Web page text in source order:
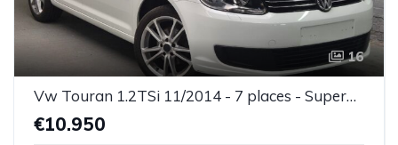
16
Vw Touran 1.2TSi 11/2014 - 7 places - Superbe état - Garantie
€10.950